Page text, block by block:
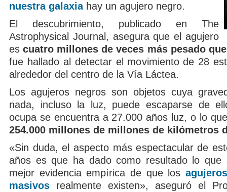
nuestra galaxiahay un agujero negro.
El descubrimiento, publicado en The
Astrophysical Journal, asegura que el agujero
escuatro millones de veces más pesado
fue hallado al detectar el movimiento de 28
alrededor del centro de la Vía Láctea.
Los agujeros negros son objetos cuya
nada, incluso la luz, puede escaparse de
ocupa se encuentra a 27.000 años luz, o lo
254.000 millones de millones de kilómetros
«Sin duda, el aspecto más espectacular de
años es que ha dado como resultado lo que
mejor evidencia empírica de que los
masivos realmente existen», aseguró el